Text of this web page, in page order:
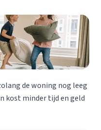
de woning nog leeg
kost minder tijd en geld